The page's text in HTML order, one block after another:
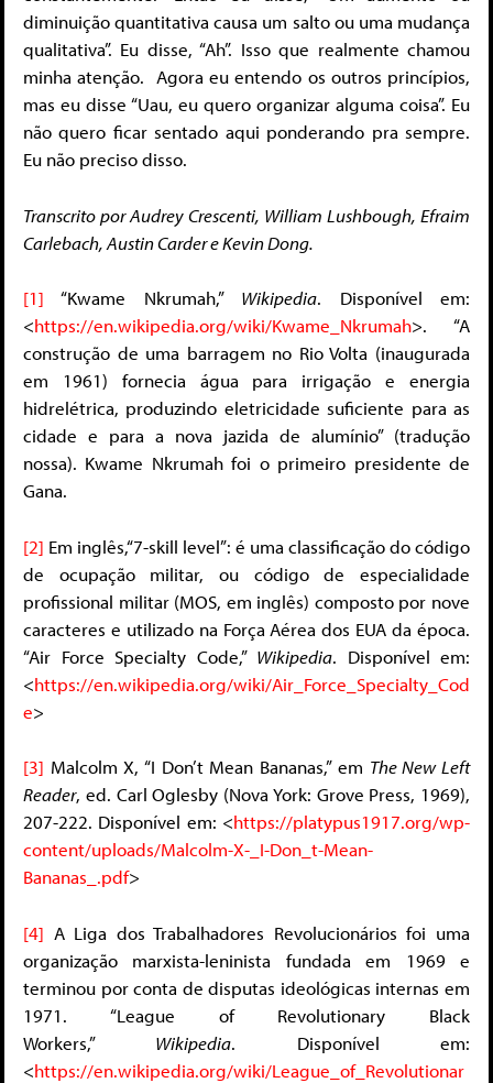
diminuição quantitativa causa um salto ou uma mudança
qualitativa”. Eu disse, “Ah”. Isso que realmente chamou
minha atenção. Agora eu entendo os outros princípios,
mas eu disse “Uau, eu quero organizar alguma coisa”. Eu
não quero ficar sentado aqui ponderando pra sempre.
Eu não preciso disso.
Transcrito por Audrey Crescenti, William Lushbough, Efraim
Carlebach, Austin Carder e Kevin Dong.
[1] “Kwame Nkrumah,” Wikipedia. Disponível em:
<https://en.wikipedia.org/wiki/Kwame_Nkrumah>. “A
construção de uma barragem no Rio Volta (inaugurada
em 1961) fornecia água para irrigação e energia
hidrelétrica, produzindo eletricidade suficiente para as
cidade e para a nova jazida de alumínio” (tradução
nossa). Kwame Nkrumah foi o primeiro presidente de
Gana.
[2] Em inglês,“7-skill level”: é uma classificação do código
de ocupação militar, ou código de especialidade
profissional militar (MOS, em inglês) composto por nove
caracteres e utilizado na Força Aérea dos EUA da época.
“Air Force Specialty Code,” Wikipedia. Disponível em:
<https://en.wikipedia.org/wiki/Air_Force_Specialty_Cod
e>
[3] Malcolm X, “I Don’t Mean Bananas,” em The New Left
Reader, ed. Carl Oglesby (Nova York: Grove Press, 1969),
207-222. Disponível em: <https://platypus1917.org/wp-
content/uploads/Malcolm-X-_I-Don_t-Mean-
Bananas_.pdf>
[4] A Liga dos Trabalhadores Revolucionários foi uma
organização marxista-leninista fundada em 1969 e
terminou por conta de disputas ideológicas internas em
1971. “League of Revolutionary Black
Workers,” Wikipedia. Disponível em:
<https://en.wikipedia.org/wiki/League_of_Revolutionar